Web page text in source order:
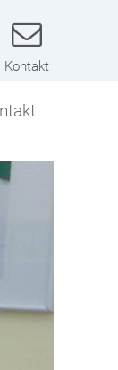
Kontakt